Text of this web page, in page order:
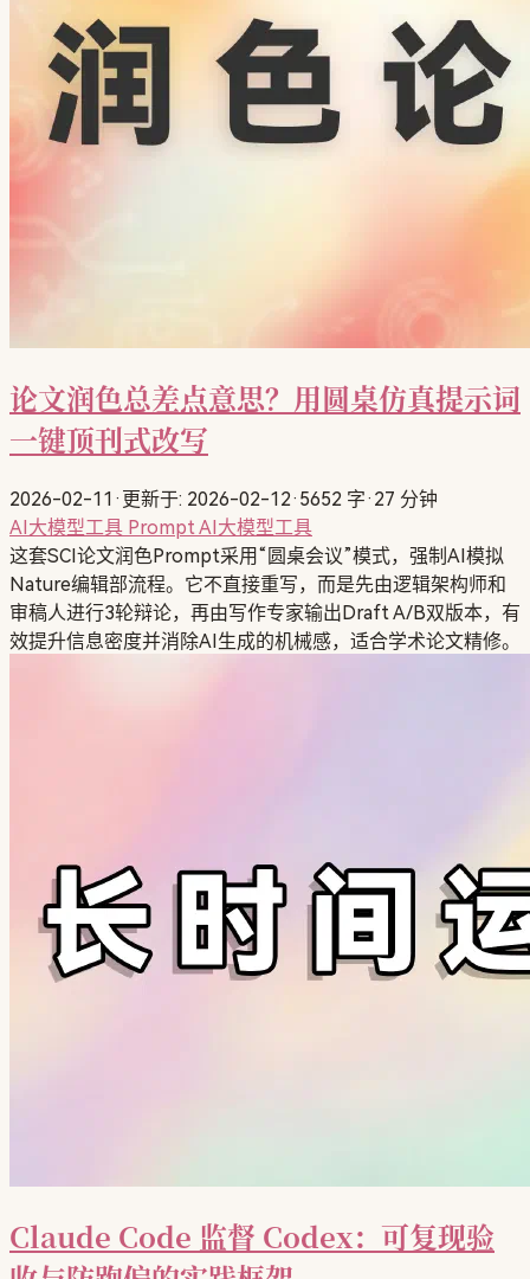
论文润色总差点意思？用圆桌仿真提示词
一键顶刊式改写
2026-02-11 · 更新于: 2026-02-12· 5652 字· 27 分钟
AI大模型工具 PromptAI大模型工具
这套SCI论文润色Prompt采用“圆桌会议”模式，强制AI模拟
Nature编辑部流程。它不直接重写，而是先由逻辑架构师和
审稿人进行3轮辩论，再由写作专家输出Draft A/B双版本，有
效提升信息密度并消除AI生成的机械感，适合学术论文精修。
Claude Code 监督 Codex：可复现验